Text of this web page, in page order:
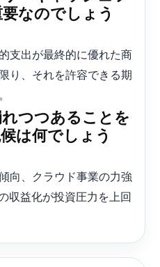
なのでしょう
支出が最終的に優れた商
り、それを許容できる期
つつあることを
は何でしょう
向、クラウド事業の力強
収益化が投資圧力を上回